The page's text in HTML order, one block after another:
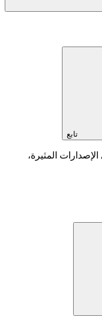
تابع
الإصدارات المثيرة،